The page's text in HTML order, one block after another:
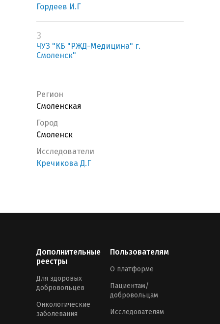
Гордеев И.Г
3
ЧУЗ "КБ "РЖД-Медицина" г.
Смоленск"
Регион
Смоленская
Город
Смоленск
Исследователи
Кречикова Д.Г
Дополнительные
реестры
Для здоровых
добровольцев
Онкологические
заболевания
Пользователям
О платформе
Пациентам/
добровольцам
Исследователям